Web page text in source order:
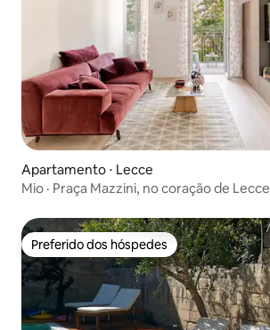
Apartamento ⋅ Lecce
Mio · Praça Mazzini, no coração de Lecce
Preferido dos hóspedes
Preferido dos hóspedes